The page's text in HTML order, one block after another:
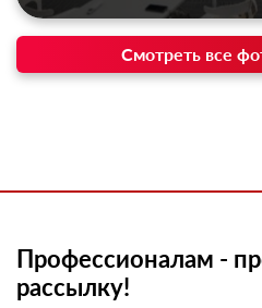
Смотреть все
Профессионалам -
рассылку!